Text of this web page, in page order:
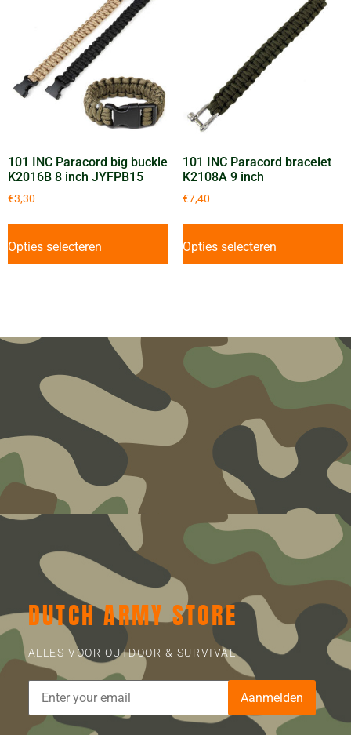
101 INC Paracord big buckle
K2016B 8 inch JYFPB15
€3,30
Opties selecteren
101 INC Paracord bracelet
K2108A 9 inch
€7,40
Opties selecteren
DUTCH ARMY STORE
ALLES VOOR OUTDOOR & SURVIVAL!
Aanmelden